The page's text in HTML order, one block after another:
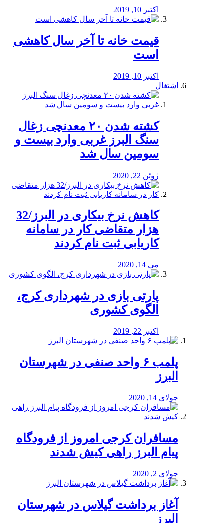
اکتبر 10, 2019
قیمت خانه تا آخر سال کاهشی
است
اکتبر 10, 2019
اشتغال
کشته شدن ۲۰ معدنچی زغال
سنگ البرز غربی وارد بیست و
سومین سال شد
ژوئن 22, 2020
کاهش نرخ بیکاری در البرز/32
هزار متقاضی کار در سامانه
کاریابی ثبت نام کردند
می 14, 2020
پارتی بازی در شهرداری کرج،
الگوی کشوری
اکتبر 22, 2019
پلمب ۶ واحد صنفی در شهرستان
البرز
جولای 14, 2020
مسافران کرجی امروز از فرودگاه
پیام البرز راهی کیش شدند
جولای 2, 2020
آغاز برداشت گیلاس در شهرستان
البرز